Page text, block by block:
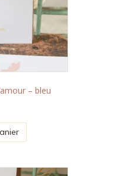
– bleu